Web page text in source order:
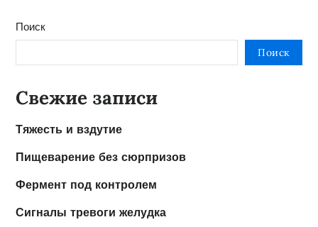
Поиск
Поиск
Свежие записи
Тяжесть и вздутие
Пищеварение без сюрпризов
Фермент под контролем
Сигналы тревоги желудка